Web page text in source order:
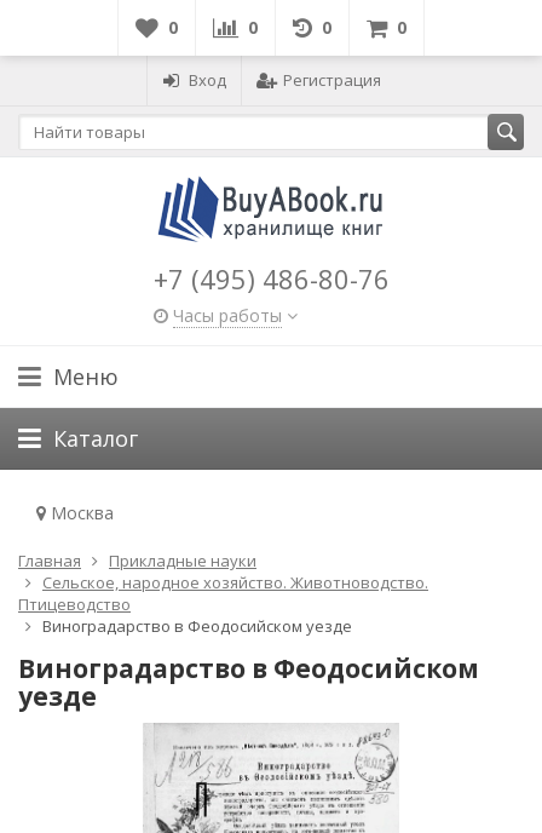
0 0 0 0
Вход Регистрация
+7 (495) 486-80-76
Часы работы
Меню
Каталог
Москва
Главная
Прикладные науки
Сельское, народное хозяйство. Животноводство.
Птицеводство
Виноградарство в Феодосийском уезде
Виноградарство в Феодосийском
уезде